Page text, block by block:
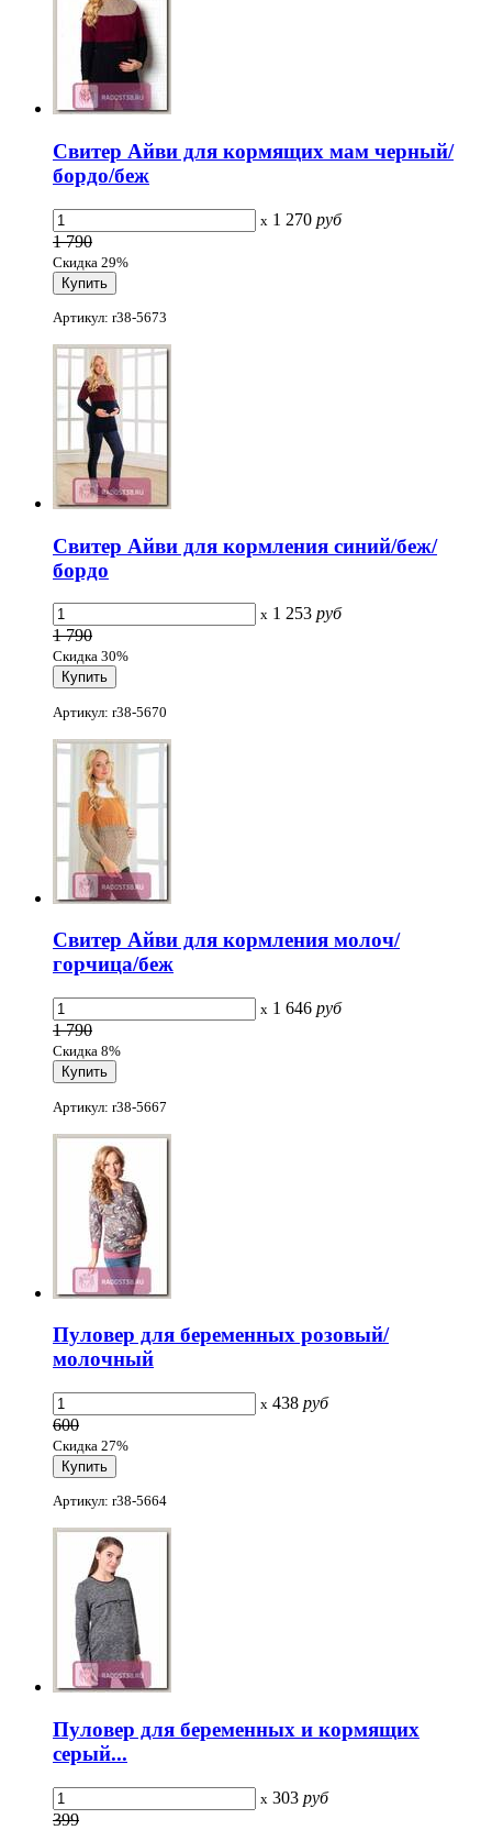
Свитер Айви для кормящих мам черный/
бордо/беж
x 1 270 руб
1 790
Скидка 29%
Артикул: r38-5673
Свитер Айви для кормления синий/беж/
бордо
x 1 253 руб
1 790
Скидка 30%
Артикул: r38-5670
Свитер Айви для кормления молоч/
горчица/беж
x 1 646 руб
1 790
Скидка 8%
Артикул: r38-5667
Пуловер для беременных розовый/
молочный
x 438 руб
600
Скидка 27%
Артикул: r38-5664
Пуловер для беременных и кормящих
серый...
x 303 руб
399